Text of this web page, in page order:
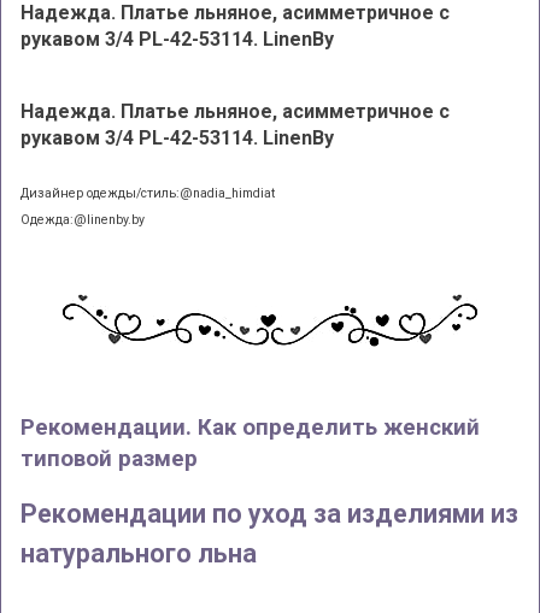
Надежда. Платье льняное, асимметричное с
рукавом 3/4 PL-42-53114. LinenBy
Надежда. Платье льняное, асимметричное с
рукавом 3/4 PL-42-53114. LinenBy
Дизайнер одежды/стиль:@nadia_himdiat
Одежда:@linenby.by
Рекомендации. Как определить женский
типовой размер
Рекомендации по уход за изделиями из
натурального льна